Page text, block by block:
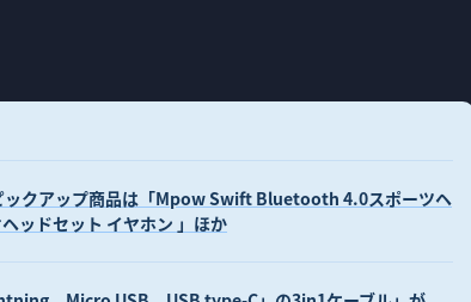
クアップ商品は「Mpow Swift Bluetooth 4.0スポーツヘ
ッドセット イヤホン 」ほか